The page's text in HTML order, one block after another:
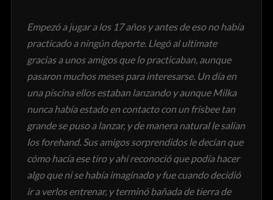
Empezó a jugar a los 17 años y antes de eso no había
practicado a ningún deporte. Llegó al ultimate
gracias a unos amigos que lo practicaban, aunque
pasaron muchos meses para interesarse. Un día en
una piscina ellos estaban lanzando y aunque Milka
nunca había estado en contacto con un frisbee tan
grande se puso a lanzar, y de manera natural le salían
los forehand. Sus amigos sorprendidos le decían que
cómo hacía ese tiro y ahí reconoció que podía hacer
algo que ni se había imaginado y fue cuando decidió
ir a verlos entrenar, y terminó bañada de tierra de